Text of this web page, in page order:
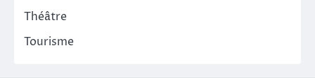
Théâtre
Tourisme